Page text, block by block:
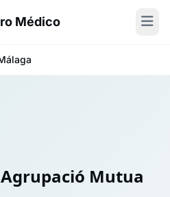
Médico
Mutua